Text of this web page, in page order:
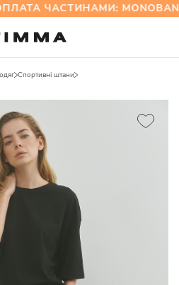
ЧАСТИНАМИ:
Спортивні штани